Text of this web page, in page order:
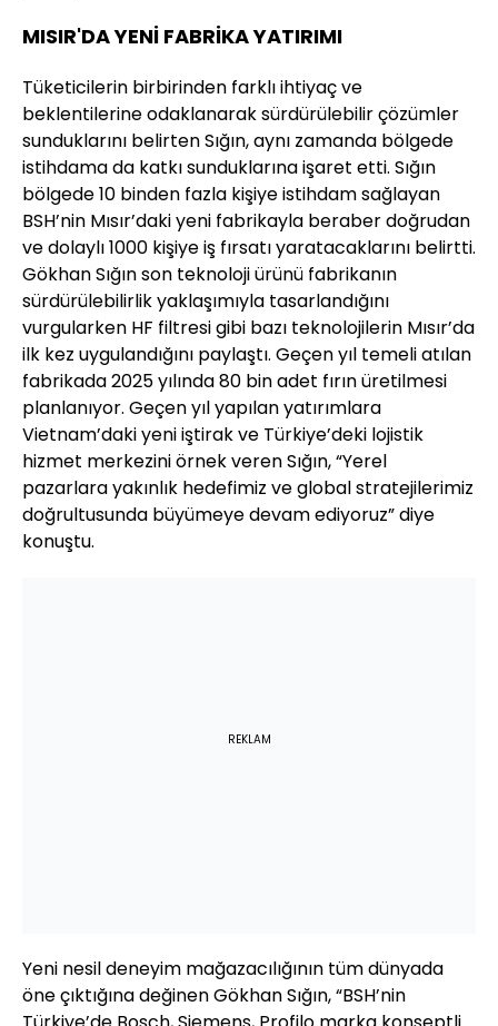
MISIR'DA YENİ FABRİKA YATIRIMI
Tüketicilerin birbirinden farklı ihtiyaç ve
beklentilerine odaklanarak sürdürülebilir çözümler
sunduklarını belirten Sığın, aynı zamanda bölgede
istihdama da katkı sunduklarına işaret etti. Sığın
bölgede 10 binden fazla kişiye istihdam sağlayan
BSH’nin Mısır’daki yeni fabrikayla beraber doğrudan
ve dolaylı 1000 kişiye iş fırsatı yaratacaklarını belirtti.
Gökhan Sığın son teknoloji ürünü fabrikanın
sürdürülebilirlik yaklaşımıyla tasarlandığını
vurgularken HF filtresi gibi bazı teknolojilerin Mısır’da
ilk kez uygulandığını paylaştı. Geçen yıl temeli atılan
fabrikada 2025 yılında 80 bin adet fırın üretilmesi
planlanıyor. Geçen yıl yapılan yatırımlara
Vietnam’daki yeni iştirak ve Türkiye’deki lojistik
hizmet merkezini örnek veren Sığın, “Yerel
pazarlara yakınlık hedefimiz ve global stratejilerimiz
doğrultusunda büyümeye devam ediyoruz” diye
konuştu.
REKLAM
Yeni nesil deneyim mağazacılığının tüm dünyada
öne çıktığına değinen Gökhan Sığın, “BSH’nin